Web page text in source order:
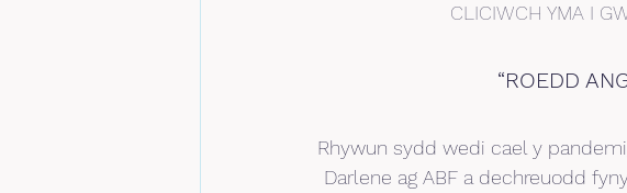
CLICIWCH YMA I
“ROEDD
Rhywun sydd wedi cael y
Darlene ag ABF a dechreuodd